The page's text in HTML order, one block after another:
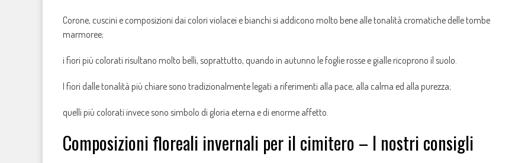
Corone, cuscini e composizioni dai colori violacei e bianchi si addicono molto bene alle tonalità cromatiche delle tombe
marmoree;
i fiori più colorati risultano molto belli, soprattutto, quando in autunno le foglie rosse e gialle ricoprono il suolo.
I fiori dalle tonalità più chiare sono tradizionalmente legati a riferimenti alla pace, alla calma ed alla purezza;
quelli più colorati invece sono simbolo di gloria eterna e di enorme affetto.
Composizioni floreali invernali per il cimitero – I nostri consigli